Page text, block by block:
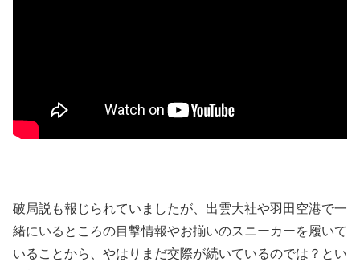
破局説も報じられていましたが、出雲大社や羽田空港で一
緒にいるところの目撃情報やお揃いのスニーカーを履いて
いることから、やはりまだ交際が続いているのでは？とい